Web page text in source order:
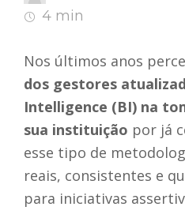
4 min
Nos últimos anos
dos gestores
Intelligence (BI) na
sua instituição por já
esse tipo de
reais, consistentes e
para iniciativas